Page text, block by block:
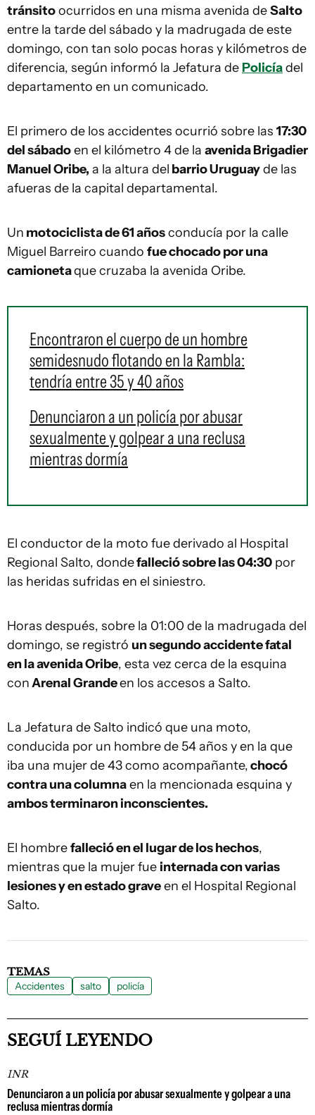
tránsitoocurridos en una misma avenida deSalto
entre la tarde del sábado y la madrugada de este
domingo, con tan solo pocas horas y kilómetros de
diferencia, según informó la Jefatura dePolicíadel
departamento en un comunicado.
El primero de los accidentes ocurrió sobre las 17:30
del sábadoen el kilómetro 4 de la avenida Brigadier
Manuel Oribe, a la altura del barrio Uruguayde las
afueras de la capital departamental.
Un motociclista de 61 añosconducía por la calle
Miguel Barreiro cuando fue chocado por una
camionetaque cruzaba la avenida Oribe.
Encontraron el cuerpo de un hombre
semidesnudo flotando en la Rambla:
tendría entre 35 y 40 años
Denunciaron a un policía por abusar
sexualmente y golpear a una reclusa
mientras dormía
El conductor de la moto fue derivado al Hospital
Regional Salto, dondefalleció sobre las 04:30 por
las heridas sufridas en el siniestro.
Horas después, sobre la 01:00 de la madrugada del
domingo, se registró un segundo accidente fatal
en la avenida Oribe, esta vez cerca de la esquina
conArenal Grandeen los accesos a Salto.
La Jefatura de Salto indicó que una moto,
conducida por un hombre de 54 años y en la que
iba una mujer de 43 como acompañante,chocó
contra una columnaen la mencionada esquina y
ambos terminaron inconscientes.
El hombrefalleció en el lugar de los hechos,
mientras que la mujer fue internada con varias
lesiones y en estado graveen el Hospital Regional
Salto.
TEMAS
Accidentes salto policía
SEGUÍ LEYENDO
INR
Denunciaron a un policía por abusar sexualmente y golpear a una
reclusa mientras dormía